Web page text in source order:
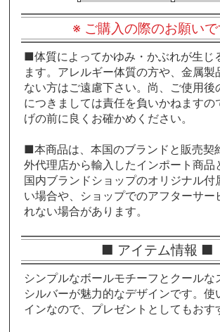
※ ご購入の際のお願い
■体質によってかゆみ・かぶれが生じ
ます。アレルギー体質の方や、金属製
ない方はご遠慮下さい。尚、ご使用後
につきましては責任を負いかねますの
げの前に良くお確かめください。
■本商品は、本国のブランドと販売契
外代理店から輸入したインポート商品
国内ブランドショップのオリジナル付
い場合や、ショップでのアフターサー
れない場合があります。
■ アイテム情報 ■
シンプルなボールモチーフとクールな
シルバーが魅力的なデザインです。使
インなので、プレゼントとしてもおす